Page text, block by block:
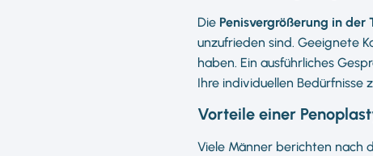
Die Penisvergrößerung in der
unzufrieden sind. Geeignete
haben. Ein ausführliches
Ihre individuellen Bedürfnisse
Vorteile einer
Viele Männer berichten nach